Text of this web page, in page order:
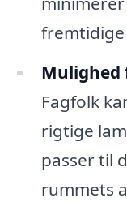
Mulighed
Fagfolk
rigtige
passer til
rummets